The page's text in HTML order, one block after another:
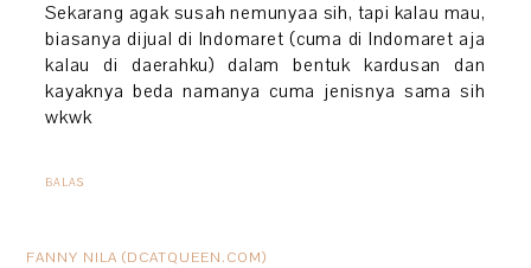
Sekarang agak susah nemunyaa sih, tapi kalau mau,
biasanya dijual di Indomaret (cuma di Indomaret aja
kalau di daerahku) dalam bentuk kardusan dan
kayaknya beda namanya cuma jenisnya sama sih
wkwk
BALAS
FANNY NILA (DCATQUEEN.COM)